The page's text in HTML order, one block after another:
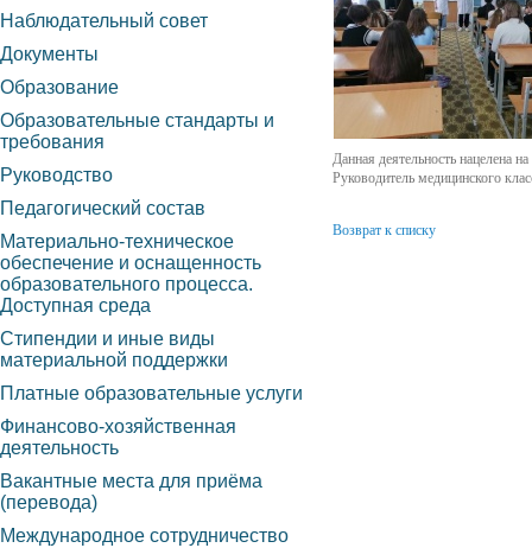
Данная деятельность нацелена
Руководитель медицинского
Возврат к списку
Наблюдательный совет
Документы
Образование
Образовательные стандарты и
требования
Руководство
Педагогический состав
Материально-техническое
обеспечение и оснащенность
образовательного процесса.
Доступная среда
Стипендии и иные виды
материальной поддержки
Платные образовательные услуги
Финансово-хозяйственная
деятельность
Вакантные места для приёма
(перевода)
Международное сотрудничество